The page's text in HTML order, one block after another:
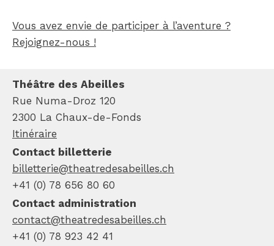
Vous avez envie de participer à l’aventure ?
Rejoignez-nous !
Théâtre des Abeilles
Rue Numa-Droz 120
2300 La Chaux-de-Fonds
Itinéraire
Contact billetterie
billetterie@theatredesabeilles.ch
+41 (0) 78 656 80 60
Contact administration
contact@theatredesabeilles.ch
+41 (0) 78 923 42 41